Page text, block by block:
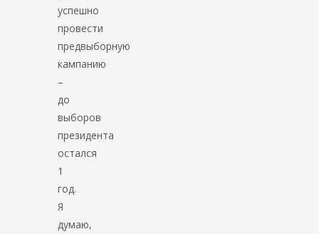
успешно
провести
предвыборную
кампанию
–
до
выборов
президента
остался
1
год.
Я
думаю,